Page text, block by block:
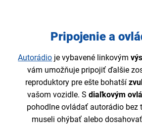
Pripojenie a
Autorádio je vybavené linkovým
vám umožňuje pripojiť ďalšie
reproduktory pre ešte bohatší
vašom vozidle. S diaľkovým
pohodlne ovládať autorádio bez
museli ohýbať alebo